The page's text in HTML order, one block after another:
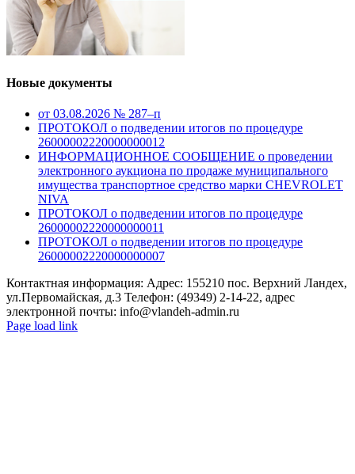
Новые документы
от 03.08.2026 № 287–п
ПРОТОКОЛ о подведении итогов по процедуре
26000002220000000012
ИНФОРМАЦИОННОЕ СООБЩЕНИЕ о проведении
электронного аукциона по продаже муниципального
имущества транспортное средство марки CHEVROLET
NIVA
ПРОТОКОЛ о подведении итогов по процедуре
26000002220000000011
ПРОТОКОЛ о подведении итогов по процедуре
26000002220000000007
Контактная информация: Адрес: 155210 пос. Верхний Ландех,
ул.Первомайская, д.3 Телефон: (49349) 2-14-22, адрес
электронной почты: info@vlandeh-admin.ru
Page load link